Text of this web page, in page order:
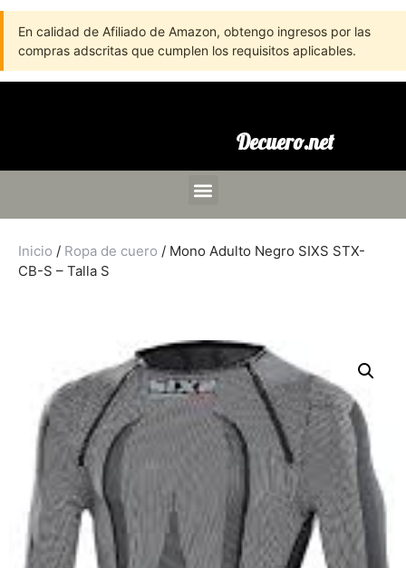
En calidad de Afiliado de Amazon, obtengo ingresos por las
compras adscritas que cumplen los requisitos aplicables.
Decuero.net
Inicio / Ropa de cuero / Mono Adulto Negro SIXS STX-
CB-S – Talla S